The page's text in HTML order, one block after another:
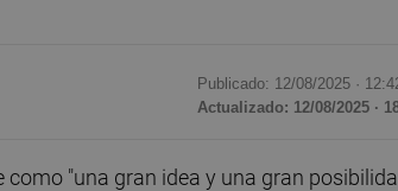
Publicado: 12/08/2025 ·
Actualizado: 12/08/2025 ·
como "una gran idea y una gran